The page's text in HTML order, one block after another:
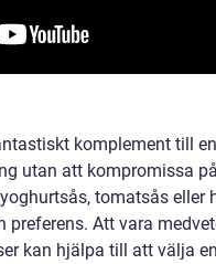
komplement till
utan att kompromissa
tomatsås eller
preferens. Att vara
kan hjälpa till att välja